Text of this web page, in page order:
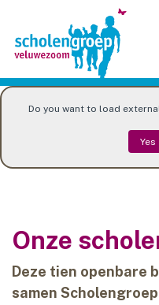
home
wij zijn
organisatie
Do you want to load
Yes
Onze
Deze tien openbare
samen